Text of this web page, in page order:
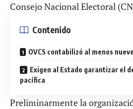
Consejo Nacional Electoral
Contenido
OVCS contabilizó al menos
Exigen al Estado garantizar el
pacífica
Preliminarmente la